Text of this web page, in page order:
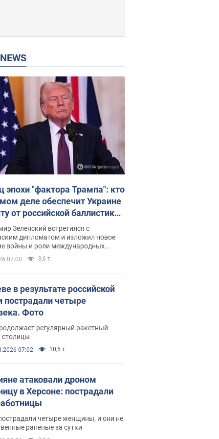
NEWS
эпохи "фактора Трампа": кто
деле обеспечит Украине
от российской баллистики.
с Безсмертным
Зеленский встретился с
дипломатом и изложил новое
войны и роли международных
в борьбе с Россией
07:00 3,6 т.
в результате российской
пострадали четыре
Фото
регулярный ракетный
столицы
07:02 10,5 т.
атаковали дроном
в Херсоне: пострадали
четыре женщины, и они не
раненые за сутки